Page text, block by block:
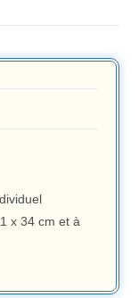
x 34 cm et à